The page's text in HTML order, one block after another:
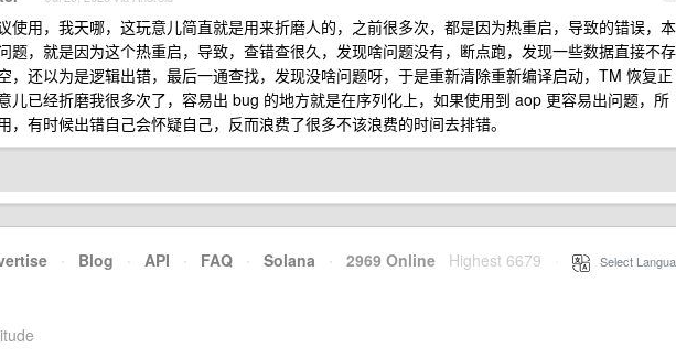
使用，我天哪，这玩意儿简直就是用来折磨人的，之前很多次，都是因为热重启，导致的错误，本
题，就是因为这个热重启，导致，查错查很久，发现啥问题没有，断点跑，发现一些数据直接不存
，还以为是逻辑出错，最后一通查找，发现没啥问题呀，于是重新清除重新编译启动，TM 恢复正
儿已经折磨我很多次了，容易出 bug 的地方就是在序列化上，如果使用到 aop 更容易出问题，所
，有时候出错自己会怀疑自己，反而浪费了很多不该浪费的时间去排错。
· Blog · API · FAQ · Solana · 2969 Online Highest 6679 Select